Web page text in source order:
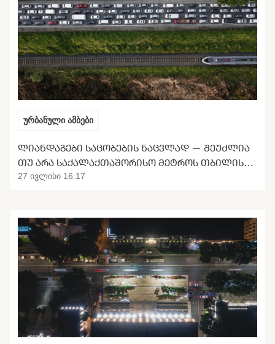
ურბანული ამბები
ᲚᲘᲐᲜᲓᲐᲒᲔᲑᲘ ᲡᲐᲪᲝᲑᲔᲑᲘᲡ ᲜᲐᲪᲕᲚᲐᲓ — ᲨᲔᲣᲫᲚᲘᲐ
ᲗᲣ ᲐᲠᲐ ᲡᲐᲥᲐᲚᲐᲥᲗᲐᲨᲝᲠᲘᲡᲝ ᲛᲔᲢᲠᲝᲡ ᲗᲑᲘᲚᲘᲡᲘᲡ
ᲒᲐᲜᲢᲕᲘᲠᲗᲕᲐ
27 ივლისი 16:17